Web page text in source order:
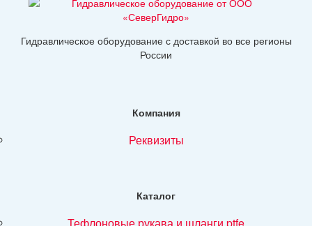
Гидравлическое оборудование с доставкой во все регионы
России
Компания
реквизиты
Каталог
тефлоновые рукава и шланги ptfe